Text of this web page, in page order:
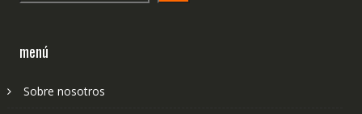
menú
Sobre nosotros